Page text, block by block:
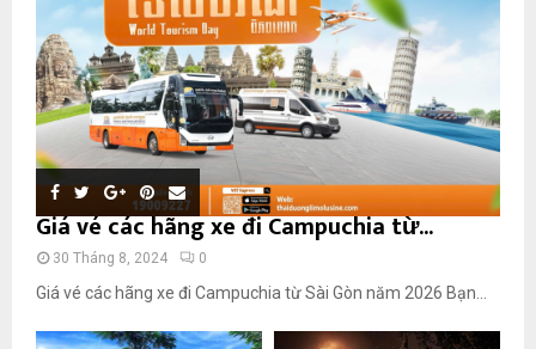
Giá vé các hãng xe đi Campuchia từ...
30 Tháng 8, 2024 0
Giá vé các hãng xe đi Campuchia từ Sài Gòn năm 2026 Bạn...